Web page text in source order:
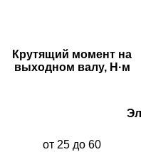
Крутящий момент на
выходном валу, Н·м
от 25 до 60